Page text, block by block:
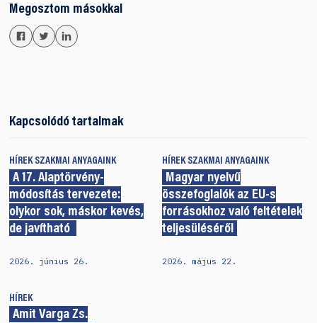
Megosztom másokkal
Kapcsolódó tartalmak
HÍREK SZAKMAI ANYAGAINK
A 17. Alaptörvény-
módosítás tervezete:
olykor sok, máskor kevés,
de javítható
2026. június 26.
HÍREK SZAKMAI ANYAGAINK
Magyar nyelvű
összefoglalók az EU-s
forrásokhoz való feltételek
teljesüléséről
2026. május 22.
HÍREK
Amit Varga Zs.